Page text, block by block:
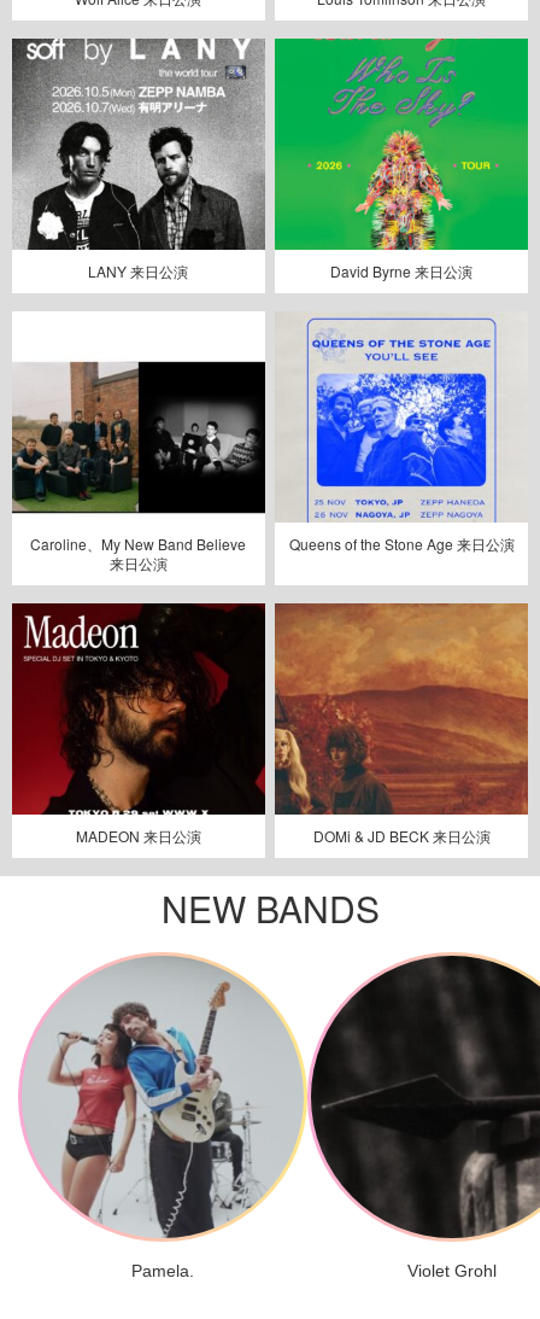
LANY 来日公演 David Byrne 来日公演
Caroline、My New Band Believe
来日公演
Queens of the Stone Age 来日公演
MADEON 来日公演 DOMi & JD BECK 来日公演
NEW BANDS
Pamela. Violet Grohl